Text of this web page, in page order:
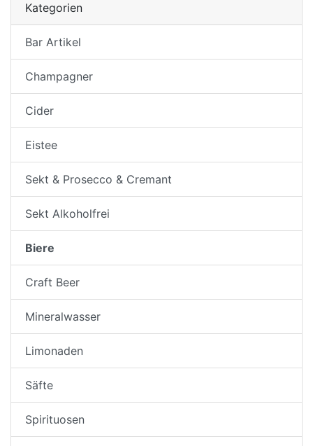
Kategorien
Bar Artikel
Champagner
Cider
Eistee
Sekt & Prosecco & Cremant
Sekt Alkoholfrei
Biere
Craft Beer
Mineralwasser
Limonaden
Säfte
Spirituosen